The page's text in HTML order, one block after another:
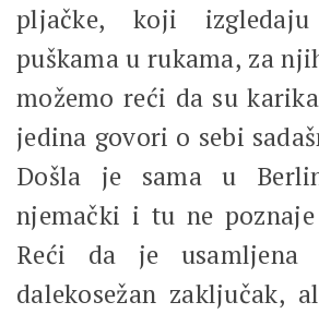
pljačke, koji
puškama u rukama, za
možemo reći da su
jedina govori o sebi
Došla je sama u
njemački i tu ne
Reći da je usamljena
dalekosežan zaključak,